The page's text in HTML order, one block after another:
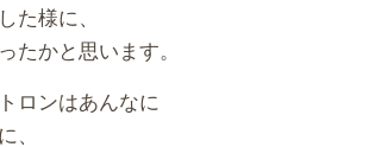
た様に、
たかと思います。
ロンはあんなに